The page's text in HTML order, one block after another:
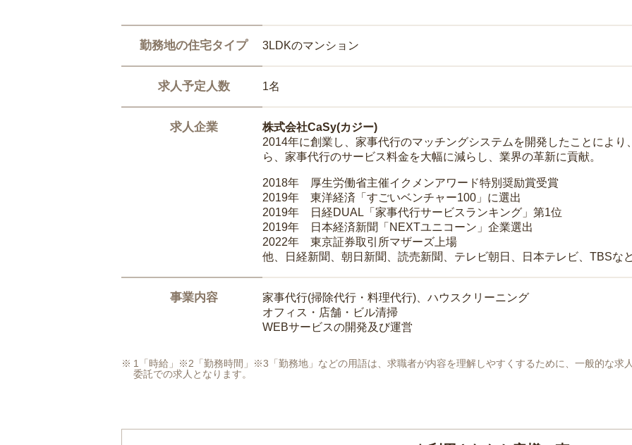
勤務地の住宅タイプ 3LDKのマンション
求人予定人数 1名
求人企業
株式会社CaSy(カジー)
2014年に創業し、家事代行のマッチングシステムを開発したことによ
ら、家事代行のサービス料金を大幅に減らし、業界の革新に貢献。
2018年 厚生労働省主催イクメンアワード特別奨励賞受賞
2019年 東洋経済「すごいベンチャー100」に選出
2019年 日経DUAL「家事代行サービスランキング」第1位
2019年 日本経済新聞「NEXTユニコーン」企業選出
2022年 東京証券取引所マザーズ上場
他、日経新聞、朝日新聞、読売新聞、テレビ朝日、日本テレビ、TBSな
事業内容
家事代行(掃除代行・料理代行)、ハウスクリーニング
オフィス・店舗・ビル清掃
WEBサービスの開発及び運営
1「時給」※2「勤務時間」※3「勤務地」などの用語は、求職者が内容を理解しやすくするために、一般的な求
委託での求人となります。